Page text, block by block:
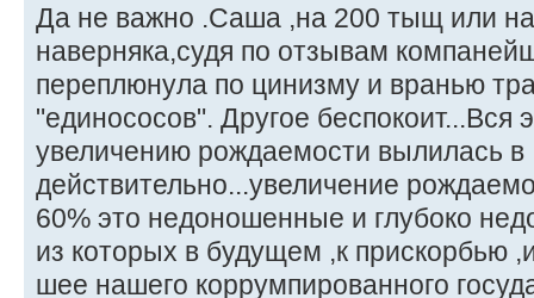
Да не важно .Саша ,на 200 тыщ или на
наверняка,судя по отзывам
переплюнула по цинизму и вранью
"единососов". Другое беспокоит...Вся
увеличению рождаемости вылилась в
действительно...увеличение
60% это недоношенные и глубоко
из которых в будущем ,к прискорбью
шее нашего коррумпированного